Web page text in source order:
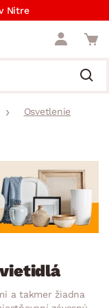
Nitre
Osvetlenie
a takmer žiadna